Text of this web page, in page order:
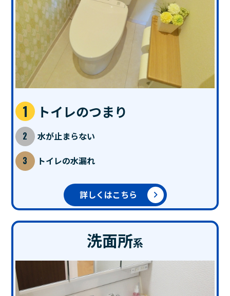
トイレのつまり
水が止まらない
トイレの水漏れ
詳しくはこちら
洗面所系